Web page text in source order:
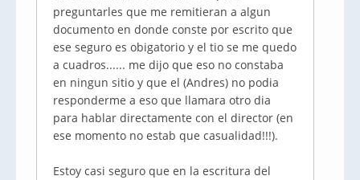
preguntarles que me remitieran a algun
documento en donde conste por escrito que
ese seguro es obigatorio y el tio se me quedo
a cuadros...... me dijo que eso no constaba
en ningun sitio y que el (Andres) no podia
responderme a eso que llamara otro dia
para hablar directamente con el director (en
ese momento no estab que casualidad!!!).
Estoy casi seguro que en la escritura del